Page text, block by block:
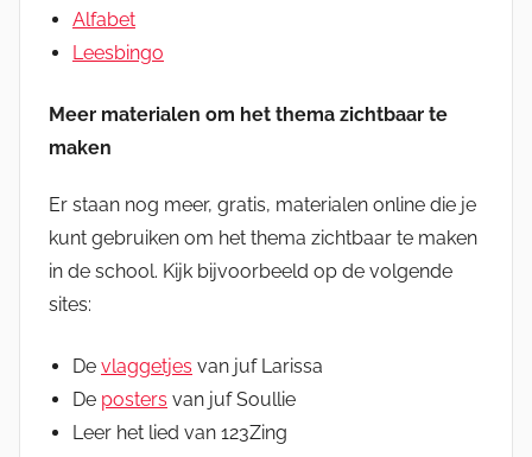
Alfabet
Leesbingo
Meer materialen om het thema zichtbaar te
maken
Er staan nog meer, gratis, materialen online die je
kunt gebruiken om het thema zichtbaar te maken
in de school. Kijk bijvoorbeeld op de volgende
sites:
De vlaggetjes van juf Larissa
De posters van juf Soullie
Leer het lied van 123Zing